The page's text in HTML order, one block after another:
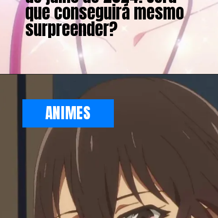
que conseguirá mesmo
surpreender?
ANIMES